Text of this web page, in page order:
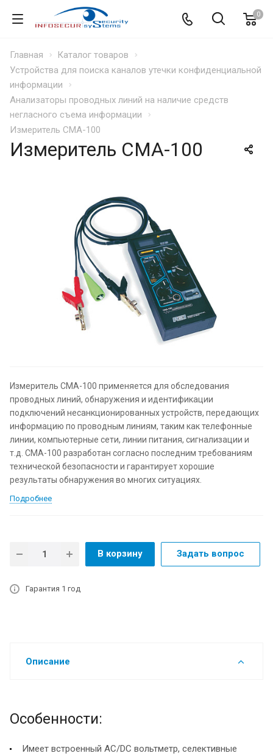
0
Главная
Каталог товаров
Устройства для поиска каналов утечки конфиденциальной
информации
Анализаторы проводных линий на наличие средств
негласного съема информации
Измеритель CMA-100
Измеритель CMA-100
Измеритель СМА-100 применяется для обследования
проводных линий, обнаружения и идентификации
подключений несанкционированных устройств, передающих
информацию по проводным линиям, таким как телефонные
линии, компьютерные сети, линии питания, сигнализации и
т.д. СМА-100 разработан согласно последним требованиям
технической безопасности и гарантирует хорошие
результаты обнаружения во многих ситуациях.
Подробнее
В корзину Задать вопрос
Гарантия 1 год
Описание
Особенности:
Имеет встроенный AC/DC вольтметр, селективные